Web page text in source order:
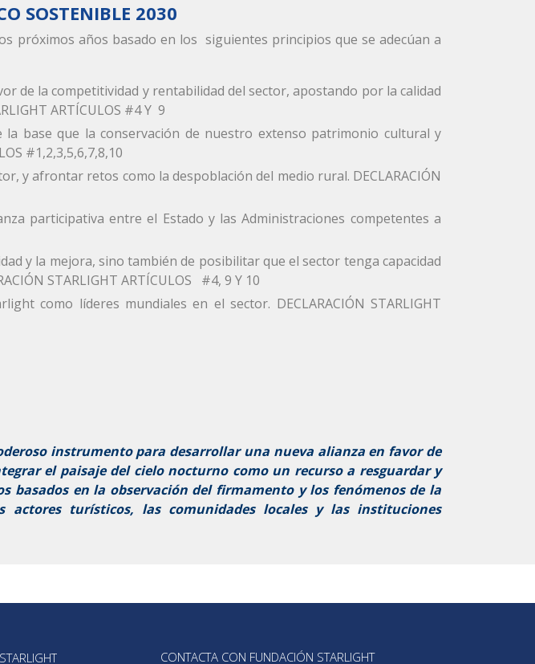
SOSTENIBLE 2030
próximos años basado en los siguientes principios que se adecúan a
de la competitividad y rentabilidad del sector, apostando por la calidad
ARTÍCULOS #4 Y 9
la base que la conservación de nuestro extenso patrimonio cultural y
#1,2,3,5,6,7,8,10
y afrontar retos como la despoblación del medio rural. DECLARACIÓN
participativa entre el Estado y las Administraciones competentes a
y la mejora, sino también de posibilitar que el sector tenga capacidad
STARLIGHT ARTÍCULOS #4, 9 Y 10
como líderes mundiales en el sector. DECLARACIÓN STARLIGHT
instrumento para desarrollar una nueva alianza en favor de
el paisaje del cielo nocturno como un recurso a resguardar y
basados en la observación del firmamento y los fenómenos de la
actores turísticos, las comunidades locales y las instituciones
CONTACTA CON FUNDACIÓN STARLIGHT